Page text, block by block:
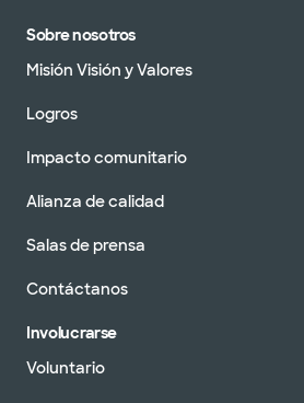
Sobre nosotros
Misión Visión y Valores
Logros
Impacto comunitario
Alianza de calidad
Salas de prensa
Contáctanos
Involucrarse
Voluntario